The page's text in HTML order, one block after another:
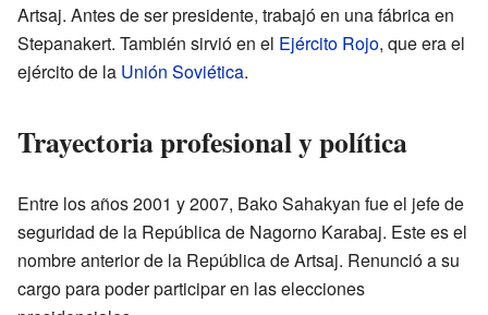
Artsaj. Antes de ser presidente, trabajó en una fábrica en
Stepanakert. También sirvió en el Ejército Rojo, que era el
ejército de la Unión Soviética.
Trayectoria profesional y política
Entre los años 2001 y 2007, Bako Sahakyan fue el jefe de
seguridad de la República de Nagorno Karabaj. Este es el
nombre anterior de la República de Artsaj. Renunció a su
cargo para poder participar en las elecciones